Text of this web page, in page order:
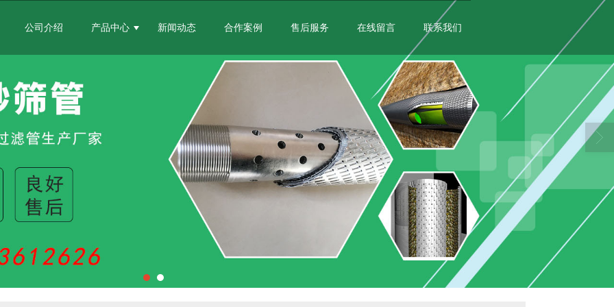
公司介绍 产品中心 新闻动态 合作案例 售后服务 在线留言 联系我们